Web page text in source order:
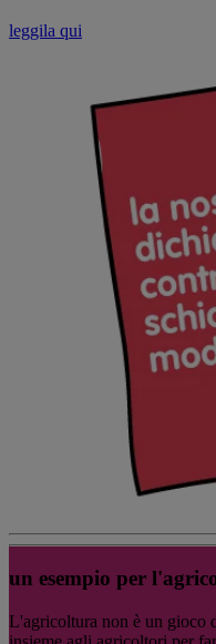
leggila qui
un esempio per
L'agricoltura non è un gioco